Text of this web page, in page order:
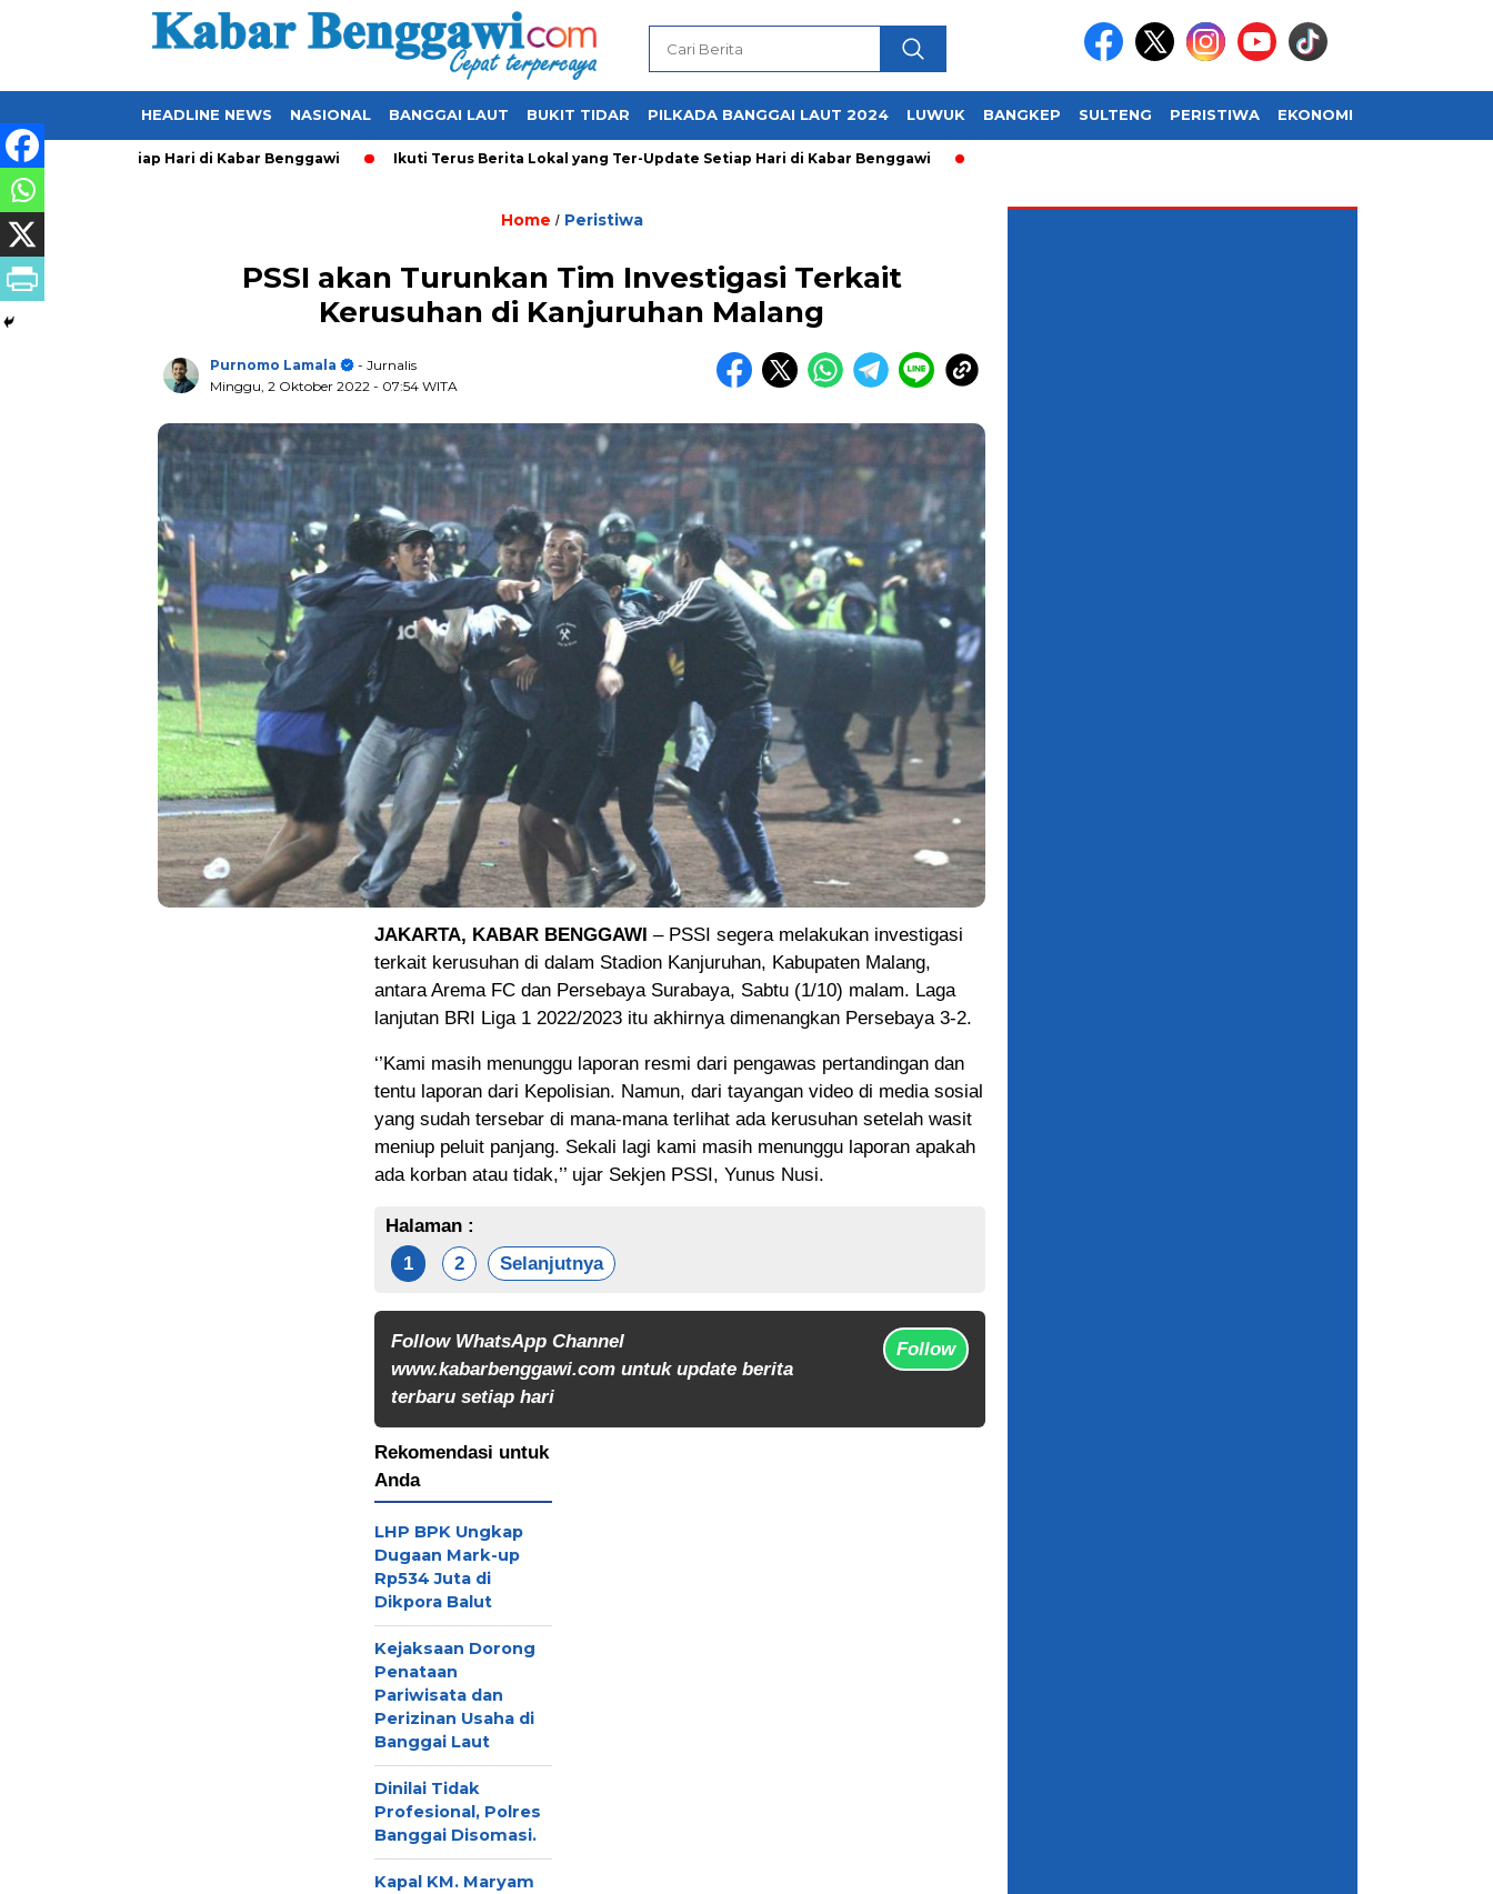
HEADLINE NEWS NASIONAL BANGGAI LAUT BUKIT TIDAR PILKADA BANGGAI LAUT 2024 LUWUK BANGKEP SULTENG PERISTIWA EKONOMI
Setiap Hari di Kabar Benggawi Ikuti Terus Berita Lokal yang Ter-Update Setiap Hari di Kabar Benggawi
Home / Peristiwa
PSSI akan Turunkan Tim Investigasi Terkait
Kerusuhan di Kanjuruhan Malang
Purnomo Lamala
- Jurnalis
Minggu, 2 Oktober 2022 - 07:54 WITA
JAKARTA, KABAR BENGGAWI – PSSI segera melakukan investigasi
terkait kerusuhan di dalam Stadion Kanjuruhan, Kabupaten Malang,
antara Arema FC dan Persebaya Surabaya, Sabtu (1/10) malam. Laga
lanjutan BRI Liga 1 2022/2023 itu akhirnya dimenangkan Persebaya 3-2.
‘’Kami masih menunggu laporan resmi dari pengawas pertandingan dan
tentu laporan dari Kepolisian. Namun, dari tayangan video di media sosial
yang sudah tersebar di mana-mana terlihat ada kerusuhan setelah wasit
meniup peluit panjang. Sekali lagi kami masih menunggu laporan apakah
ada korban atau tidak,’’ ujar Sekjen PSSI, Yunus Nusi.
Halaman :
1
2 Selanjutnya
Follow WhatsApp Channel
www.kabarbenggawi.com untuk update berita
terbaru setiap hari
Follow
Rekomendasi untuk
Anda
LHP BPK Ungkap
Dugaan Mark-up
Rp534 Juta di
Dikpora Balut
Kejaksaan Dorong
Penataan
Pariwisata dan
Perizinan Usaha di
Banggai Laut
Dinilai Tidak
Profesional, Polres
Banggai Disomasi.
Kapal KM. Maryam